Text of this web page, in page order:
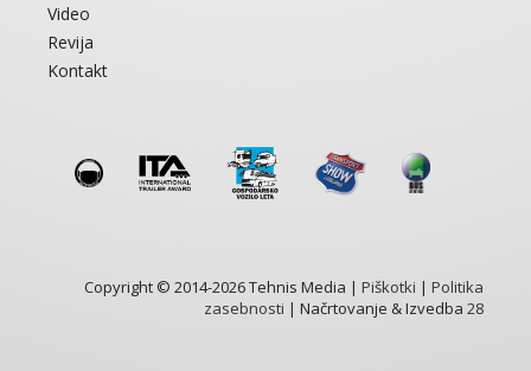
Video
Revija
Kontakt
Copyright © 2014-2026 Tehnis Media | Piškotki | Politika
zasebnosti | Načrtovanje & Izvedba 28